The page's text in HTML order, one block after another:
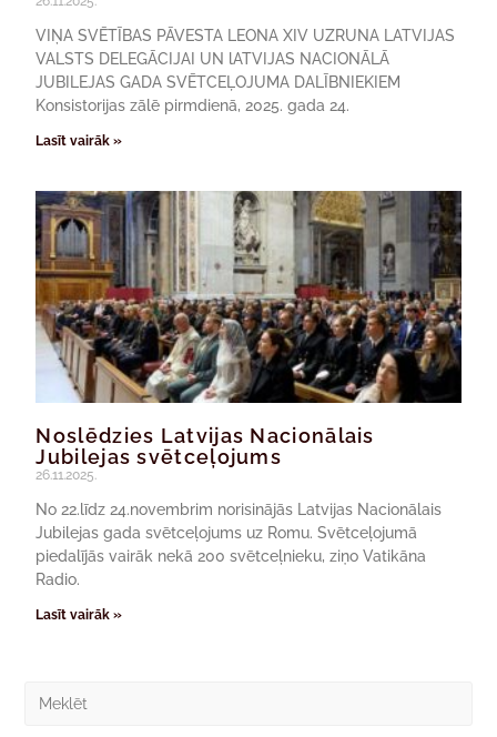
VIŅA SVĒTĪBAS PĀVESTA LEONA XIV UZRUNA LATVIJAS
VALSTS DELEGĀCIJAI UN lATVIJAS NACIONĀLĀ
JUBILEJAS GADA SVĒTCEĻOJUMA DALĪBNIEKIEM
Konsistorijas zālē pirmdienā, 2025. gada 24.
Lasīt vairāk »
Noslēdzies Latvijas Nacionālais
Jubilejas svētceļojums
26.11.2025.
No 22.līdz 24.novembrim norisinājās Latvijas Nacionālais
Jubilejas gada svētceļojums uz Romu. Svētceļojumā
piedalījās vairāk nekā 200 svētceļnieku, ziņo Vatikāna
Radio.
Lasīt vairāk »